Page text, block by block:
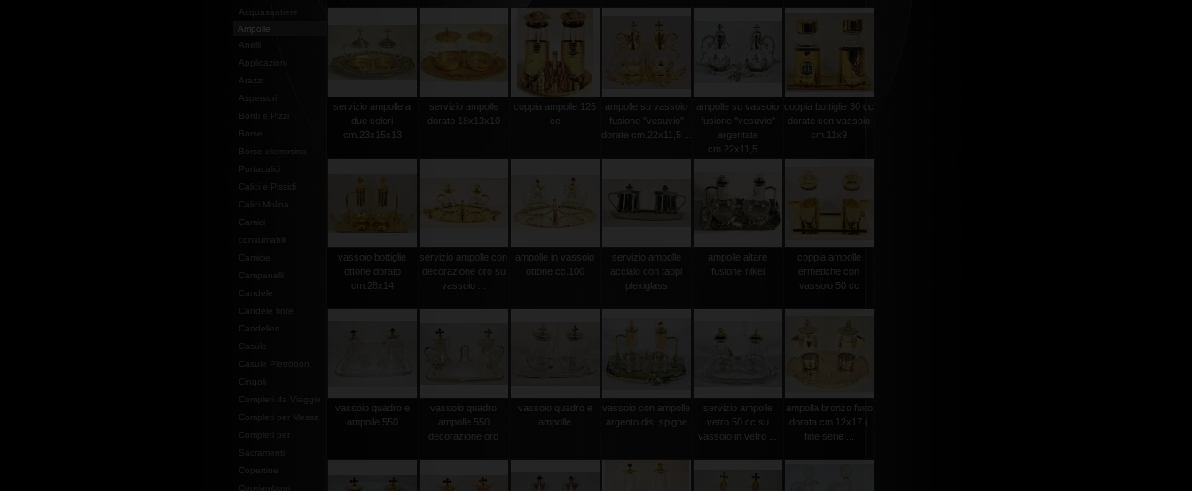
Acquasantiere
Ampolle
Anelli
Applicazioni
Arazzi
Aspersori
Bordi e Pizzi
Borse
Borse elemosina-
Portacalici
Calici e Pissidi
Calici Molina
Camici
consumabili
Camicie
Campanelli
Candele
Candele finte
Candelieri
Casule
Casule Pietrobon
Cingoli
Completi da Viaggio
Completi per Messa
Completi per
Sacramenti
Copertine
Copriamboni
servizio ampolle a
due colori
cm.23x15x13
servizio ampolle
dorato 18x13x10
coppia ampolle 125
cc
ampolle su vassoio
fusione "vesuvio"
dorate cm.22x11,5 ...
ampolle su vassoio
fusione "vesuvio"
argentate
cm.22x11,5 ...
coppia bottiglie 30 cc
dorate con vassoio
cm.11x9
vassoio bottiglie
ottone dorato
cm.28x14
servizio ampolle con
decorazione oro su
vassoio ...
ampolle in vassoio
ottone cc.100
servizio ampolle
acciaio con tappi
plexiglass
ampolle altare
fusione nikel
coppia ampolle
ermetiche con
vassoio 50 cc
vassoio quadro e
ampolle 550
vassoio quadro
ampolle 550
decorazione oro
vassoio quadro e
ampolle
vassoio con ampolle
argento dis. spighe
servizio ampolle
vetro 50 cc su
vassoio in vetro ...
ampolla bronzo fuso
dorata cm.12x17 (
fine serie ...